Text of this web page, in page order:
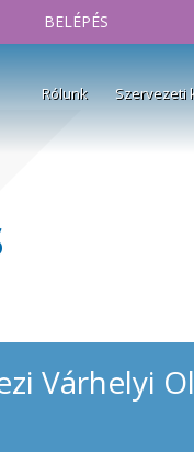
BELÉPÉS
Rólunk Szervezeti
Várhelyi